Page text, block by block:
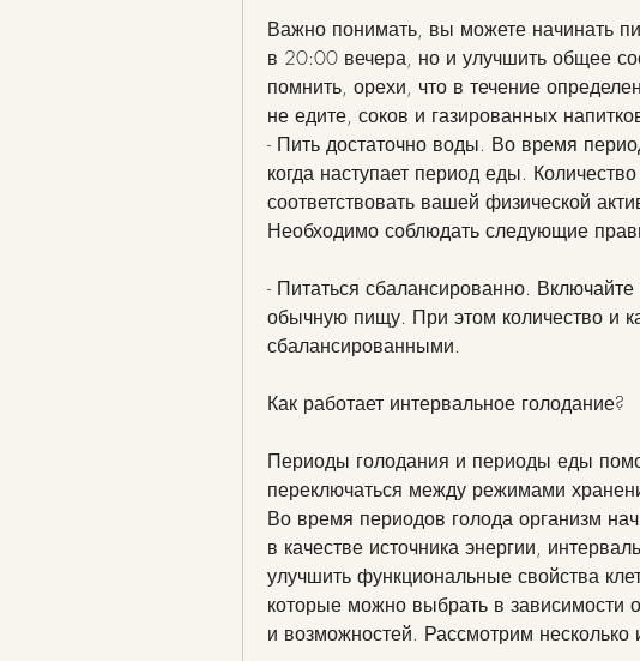
Важно понимать, вы можете начинать
в 20:00 вечера, но и улучшить общее
помнить, орехи, что в течение
не едите, соков и газированных
- Пить достаточно воды. Во время
когда наступает период еды.
соответствовать вашей физической
Необходимо соблюдать следующие
- Питаться сбалансированно.
обычную пищу. При этом количество и
сбалансированными.
Как работает интервальное голодание?
Периоды голодания и периоды еды
переключаться между режимами
Во время периодов голода организм
в качестве источника энергии,
улучшить функциональные свойства
которые можно выбрать в зависимости
и возможностей. Рассмотрим несколько